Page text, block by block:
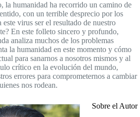
la humanidad ha recorrido un camino de
con un terrible desprecio por los
este virus ser el resultado de nuestro
En este folleto sincero y profundo,
analiza muchos de los problemas
la humanidad en este momento y cómo
para sanarnos a nosotros mismos y al
crítico en la evolución del mundo,
errores para comprometernos a cambiar
nos rodean.
Sobre el Autor